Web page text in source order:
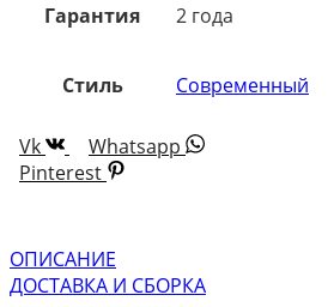
Гарантия 2 года
Стиль Современный
Vk
Whatsapp
Pinterest
ОПИСАНИЕ
ДОСТАВКА И СБОРКА